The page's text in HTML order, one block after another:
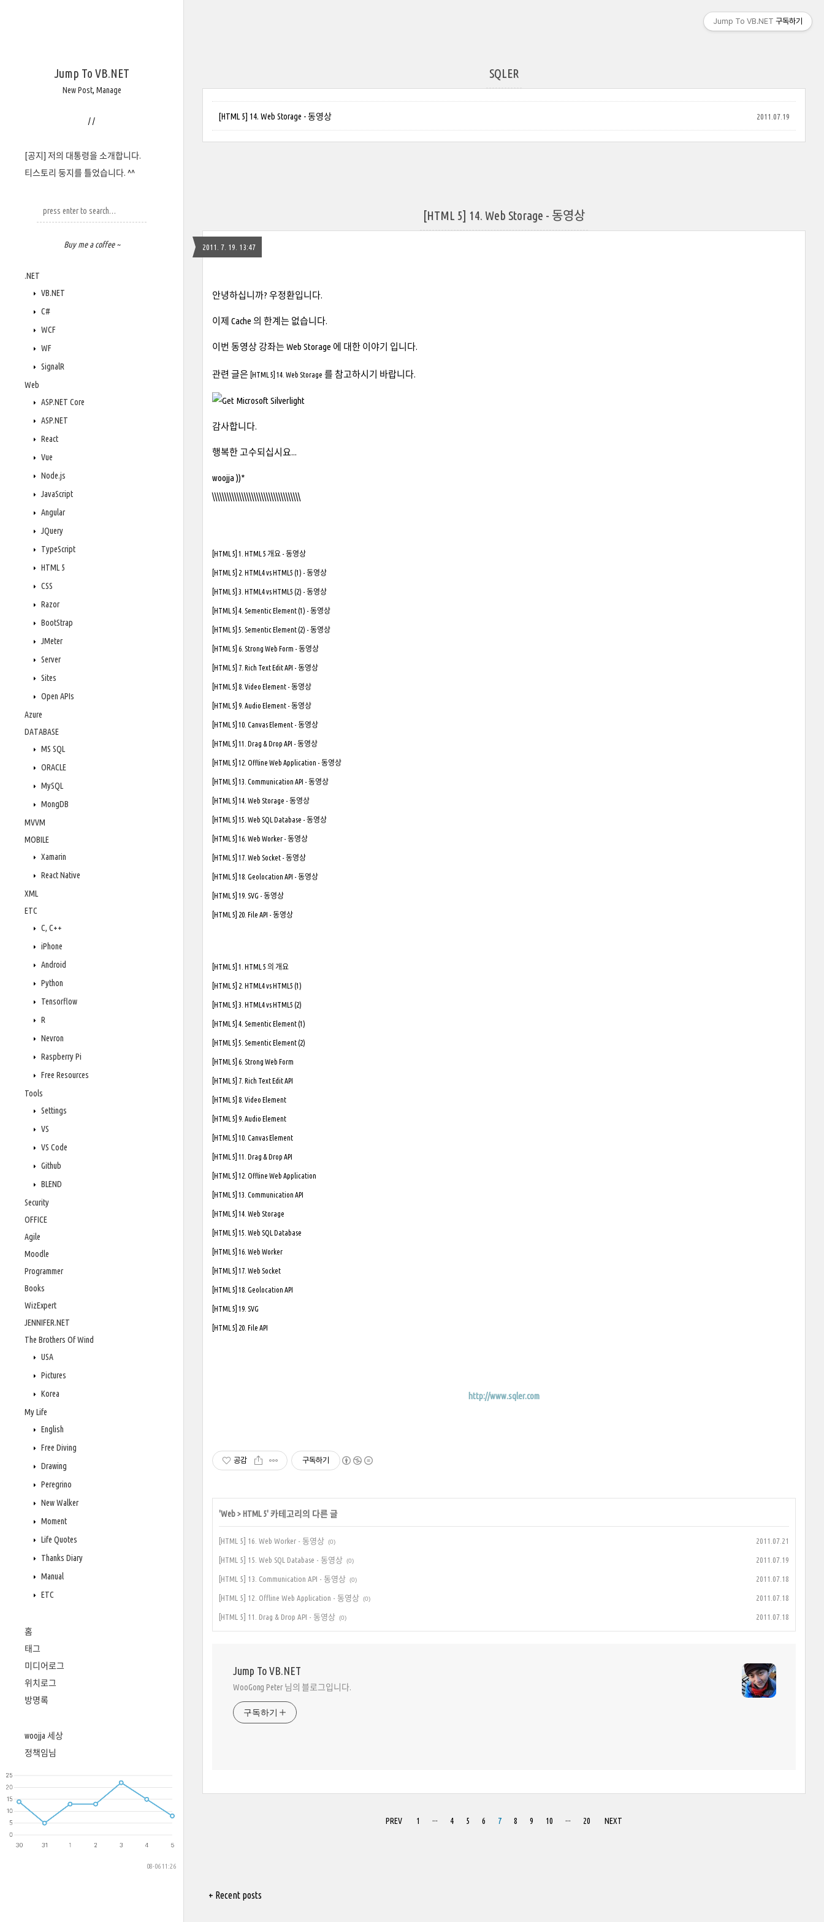
Jump To VB.NET
New Post, Manage
/ /
[공지] 저의 대통령을 소개합니다.
티스토리 둥지를 틀었습니다. ^^
Buy me a coffee ~
.NET
VB.NET
C#
WCF
WF
SignalR
Web
ASP.NET Core
ASP.NET
React
Vue
Node.js
JavaScript
Angular
JQuery
TypeScript
HTML 5
CSS
Razor
BootStrap
JMeter
Server
Sites
Open APIs
Azure
DATABASE
MS SQL
ORACLE
MySQL
MongDB
MVVM
MOBILE
Xamarin
React Native
XML
ETC
C, C++
iPhone
Android
Python
Tensorflow
R
Nevron
Raspberry Pi
Free Resources
Tools
Settings
VS
VS Code
Github
BLEND
Security
OFFICE
Agile
Moodle
Programmer
Books
WizExpert
JENNIFER.NET
The Brothers Of Wind
USA
Pictures
Korea
My Life
English
Free Diving
Drawing
Peregrino
New Walker
Moment
Life Quotes
Thanks Diary
Manual
ETC
홈
태그
미디어로그
위치로그
방명록
woojja 세상
정책임님
08-06 11:26
SQLER
[HTML 5] 14. Web Storage - 동영상 2011.07.19
[HTML 5] 14. Web Storage - 동영상
2011. 7. 19. 13:47
안녕하십니까? 우정환입니다.
이제 Cache 의 한계는 없습니다.
이번 동영상 강좌는 Web Storage 에 대한 이야기 입니다.
관련 글은 [HTML 5] 14. Web Storage 를 참고하시기 바랍니다.
감사합니다.
행복한 고수되십시요...
woojja ))*
\\\\\\\\\\\\\\\\\\\\\\\\\\\\\\\\\\\\
[HTML 5] 1. HTML 5 개요 - 동영상
[HTML 5] 2. HTML4 vs HTML5 (1) - 동영상
[HTML 5] 3. HTML4 vs HTML5 (2) - 동영상
[HTML 5] 4. Sementic Element (1) - 동영상
[HTML 5] 5. Sementic Element (2) - 동영상
[HTML 5] 6. Strong Web Form - 동영상
[HTML 5] 7. Rich Text Edit API - 동영상
[HTML 5] 8. Video Element - 동영상
[HTML 5] 9. Audio Element - 동영상
[HTML 5] 10. Canvas Element - 동영상
[HTML 5] 11. Drag & Drop API - 동영상
[HTML 5] 12. Offline Web Application - 동영상
[HTML 5] 13. Communication API - 동영상
[HTML 5] 14. Web Storage - 동영상
[HTML 5] 15. Web SQL Database - 동영상
[HTML 5] 16. Web Worker - 동영상
[HTML 5] 17. Web Socket - 동영상
[HTML 5] 18. Geolocation API - 동영상
[HTML 5] 19. SVG - 동영상
[HTML 5] 20. File API - 동영상
[HTML 5] 1. HTML 5 의 개요
[HTML 5] 2. HTML4 vs HTML5 (1)
[HTML 5] 3. HTML4 vs HTML5 (2)
[HTML 5] 4. Sementic Element (1)
[HTML 5] 5. Sementic Element (2)
[HTML 5] 6. Strong Web Form
[HTML 5] 7. Rich Text Edit API
[HTML 5] 8. Video Element
[HTML 5] 9. Audio Element
[HTML 5] 10. Canvas Element
[HTML 5] 11. Drag & Drop API
[HTML 5] 12. Offline Web Application
[HTML 5] 13. Communication API
[HTML 5] 14. Web Storage
[HTML 5] 15. Web SQL Database
[HTML 5] 16. Web Worker
[HTML 5] 17. Web Socket
[HTML 5] 18. Geolocation API
[HTML 5] 19. SVG
[HTML 5] 20. File API
http://www.sqler.com
공감 구독하기
'Web> HTML 5' 카테고리의 다른 글
[HTML 5] 16. Web Worker - 동영상 (0) 2011.07.21
[HTML 5] 15. Web SQL Database - 동영상 (0) 2011.07.19
[HTML 5] 13. Communication API - 동영상 (0) 2011.07.18
[HTML 5] 12. Offline Web Application - 동영상 (0) 2011.07.18
[HTML 5] 11. Drag & Drop API - 동영상 (0) 2011.07.18
Jump To VB.NET
WooGong Peter 님의 블로그입니다.
구독하기
PREV 1 ··· 4 5 6 7 8 9 10 ··· 20 NEXT
+ Recent posts
Jump To VB.NET 구독하기